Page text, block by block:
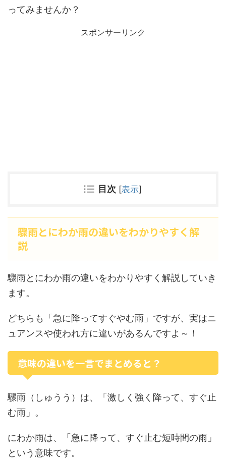
ってみませんか？
スポンサーリンク
目次 [表示]
驟雨とにわか雨の違いをわかりやすく解
説
驟雨とにわか雨の違いをわかりやすく解説していき
ます。
どちらも「急に降ってすぐやむ雨」ですが、実はニ
ュアンスや使われ方に違いがあるんですよ～！
意味の違いを一言でまとめると？
驟雨（しゅうう）は、「激しく強く降って、すぐ止
む雨」。
にわか雨は、「急に降って、すぐ止む短時間の雨」
という意味です。